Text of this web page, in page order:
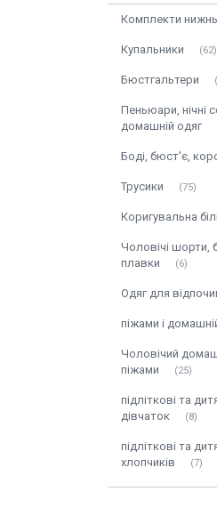
Комплекти
Купальники 62
Бюстгальтери
Пеньюари, нічні
домашній одяг
Боді, бюст'є,
Трусики 75
Коригувальна
Чоловічі шорти,
плавки
6
Одяг для
піжами і
Чоловічий
піжами
25
підліткові та
дівчаток
8
підліткові та
хлопчиків
7